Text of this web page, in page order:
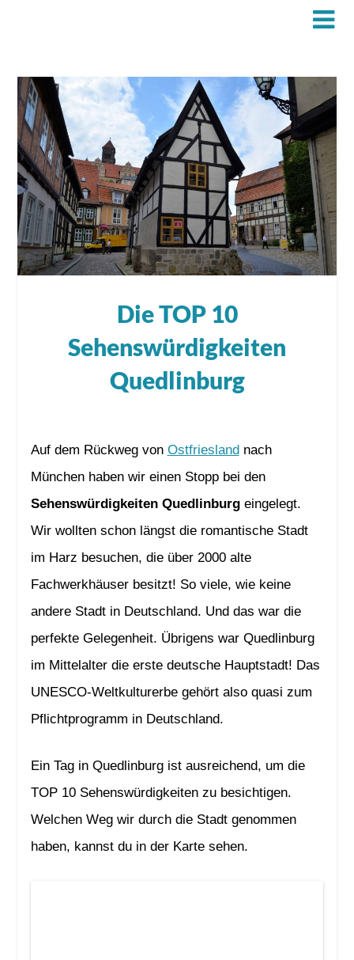
Die TOP 10
Sehenswürdigkeiten
Quedlinburg
Auf dem Rückweg von Ostfrieslandnach
München haben wir einen Stopp bei den
Sehenswürdigkeiten Quedlinburgeingelegt.
Wir wollten schon längst die romantische Stadt
im Harz besuchen, die über 2000 alte
Fachwerkhäuser besitzt! So viele, wie keine
andere Stadt in Deutschland. Und das war die
perfekte Gelegenheit. Übrigens war Quedlinburg
im Mittelalter die erste deutsche Hauptstadt! Das
UNESCO-Weltkulturerbe gehört also quasi zum
Pflichtprogramm in Deutschland.
Ein Tag in Quedlinburg ist ausreichend, um die
TOP 10 Sehenswürdigkeiten zu besichtigen.
Welchen Weg wir durch die Stadt genommen
haben, kannst du in der Karte sehen.